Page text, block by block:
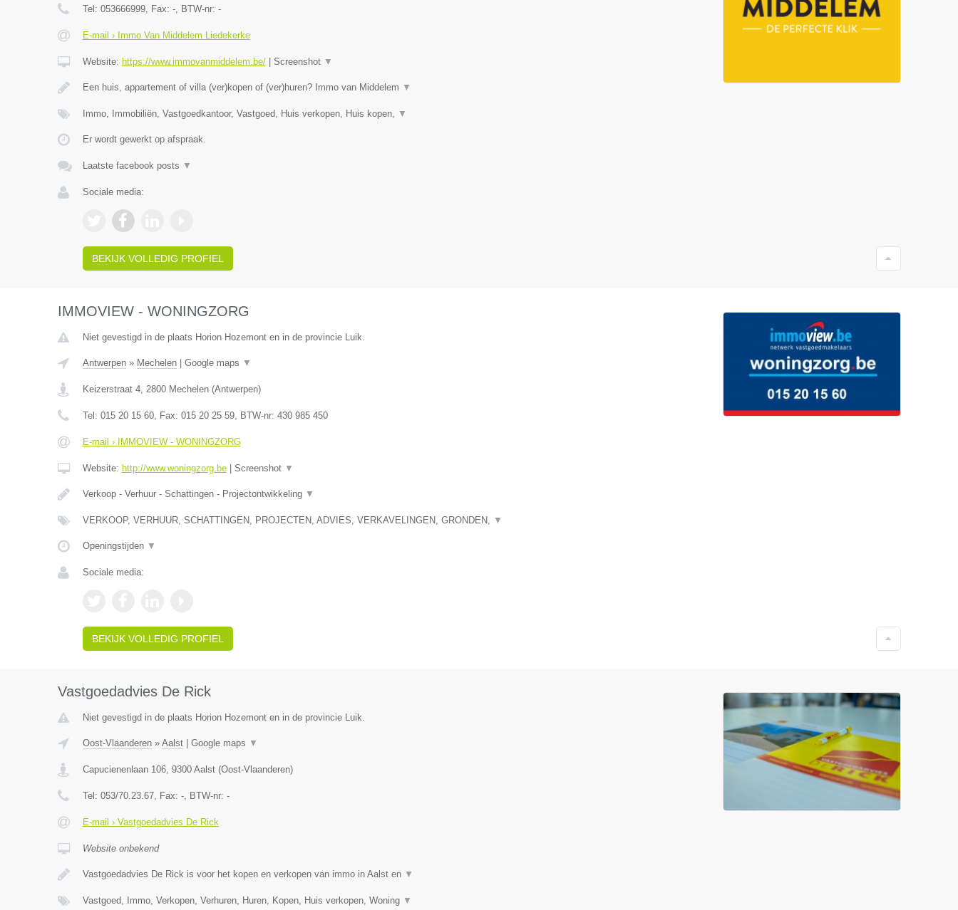
Tel: 053666999, Fax: -, BTW-nr: -
E-mail › Immo Van Middelem Liedekerke
Website: https://www.immovanmiddelem.be/| Screenshot ▼
Een huis, appartement of villa (ver)kopen of (ver)huren? Immo van Middelem ▼
Immo, Immobiliën, Vastgoedkantoor, Vastgoed, Huis verkopen, Huis kopen, ▼
Er wordt gewerkt op afspraak.
Laatste facebook posts ▼
Sociale media:
BEKIJK VOLLEDIG PROFIEL
IMMOVIEW - WONINGZORG
Niet gevestigd in de plaats Horion Hozemont en in de provincie Luik.
Antwerpen» Mechelen| Google maps ▼
Keizerstraat 4, 2800 Mechelen(Antwerpen)
Tel: 015 20 15 60, Fax: 015 20 25 59, BTW-nr: 430 985 450
E-mail › IMMOVIEW - WONINGZORG
Website: http://www.woningzorg.be| Screenshot ▼
Verkoop - Verhuur - Schattingen - Projectontwikkeling ▼
VERKOOP, VERHUUR, SCHATTINGEN, PROJECTEN, ADVIES, VERKAVELINGEN, GRONDEN, ▼
Openingstijden ▼
Sociale media:
BEKIJK VOLLEDIG PROFIEL
Vastgoedadvies De Rick
Niet gevestigd in de plaats Horion Hozemont en in de provincie Luik.
Oost-Vlaanderen» Aalst| Google maps ▼
Capucienenlaan 106, 9300 Aalst(Oost-Vlaanderen)
Tel: 053/70.23.67, Fax: -, BTW-nr: -
E-mail › Vastgoedadvies De Rick
Website onbekend
Vastgoedadvies De Rick is voor het kopen en verkopen van immo in Aalst en ▼
Vastgoed, Immo, Verkopen, Verhuren, Huren, Kopen, Huis verkopen, Woning ▼